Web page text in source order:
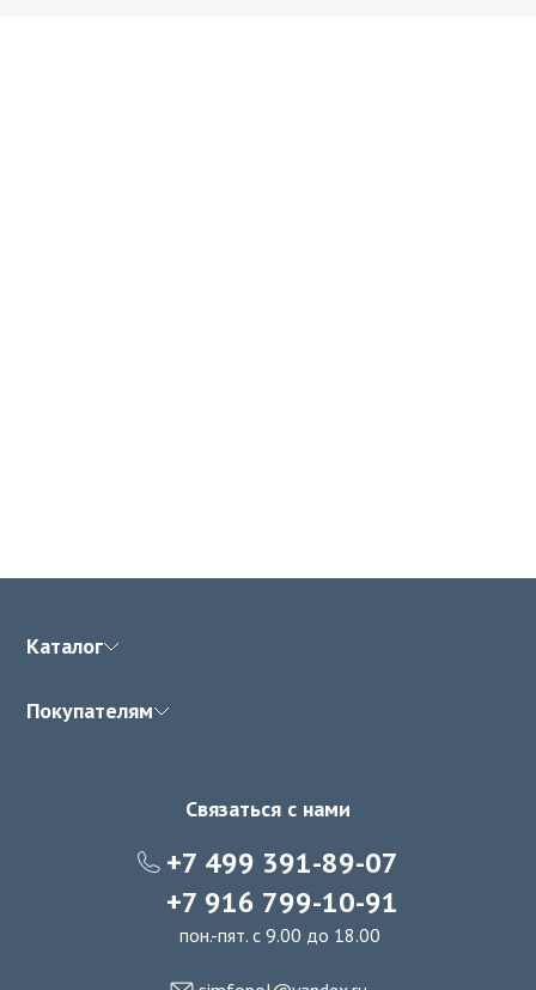
Каталог
Покупателям
Связаться с нами
+7 499 391-89-07
+7 916 799-10-91
пон.-пят. с 9.00 до 18.00